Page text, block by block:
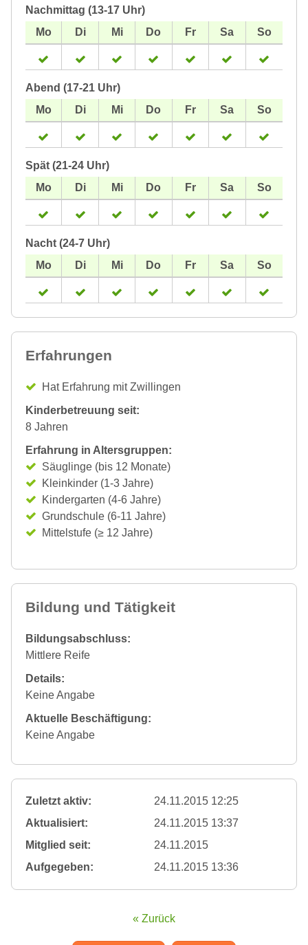
Nachmittag (13-17 Uhr)
Abend (17-21 Uhr)
Spät (21-24 Uhr)
Nacht (24-7 Uhr)
Erfahrungen
Hat Erfahrung mit Zwillingen
Kinderbetreuung seit:
8 Jahren
Erfahrung in Altersgruppen:
Säuglinge (bis 12 Monate)
Kleinkinder (1-3 Jahre)
Kindergarten (4-6 Jahre)
Grundschule (6-11 Jahre)
Mittelstufe (≥ 12 Jahre)
Bildung und Tätigkeit
Bildungsabschluss:
Mittlere Reife
Details:
Keine Angabe
Aktuelle Beschäftigung:
Keine Angabe
Zuletzt aktiv:
24.11.2015 12:25
Aktualisiert:
24.11.2015 13:37
Mitglied seit:
24.11.2015
Aufgegeben:
24.11.2015 13:36
« Zurück